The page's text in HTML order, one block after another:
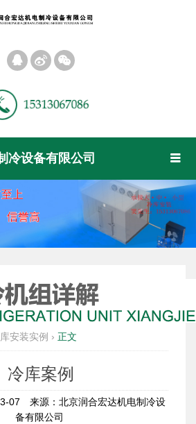
󰀝 󰀠 󰀡
󰀥
冷设备有限公司
安装实例 › 正文
冷库案例
07
来源：北京润合宏达机电制冷设
备有限公司